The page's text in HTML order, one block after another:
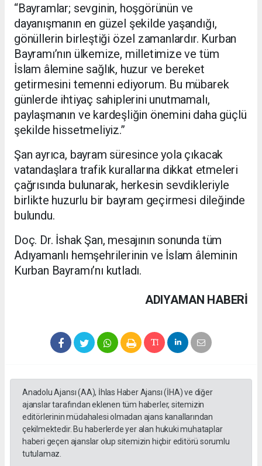
“Bayramlar; sevginin, hoşgörünün ve
dayanışmanın en güzel şekilde yaşandığı,
gönüllerin birleştiği özel zamanlardır. Kurban
Bayramı’nın ülkemize, milletimize ve tüm
İslam âlemine sağlık, huzur ve bereket
getirmesini temenni ediyorum. Bu mübarek
günlerde ihtiyaç sahiplerini unutmamalı,
paylaşmanın ve kardeşliğin önemini daha güçlü
şekilde hissetmeliyiz.”
Şan ayrıca, bayram süresince yola çıkacak
vatandaşlara trafik kurallarına dikkat etmeleri
çağrısında bulunarak, herkesin sevdikleriyle
birlikte huzurlu bir bayram geçirmesi dileğinde
bulundu.
Doç. Dr. İshak Şan, mesajının sonunda tüm
Adıyamanlı hemşehrilerinin ve İslam âleminin
Kurban Bayramı’nı kutladı.
ADIYAMAN HABERİ
Anadolu Ajansı (AA), İhlas Haber Ajansı (İHA) ve diğer
ajanslar tarafından eklenen tüm haberler, sitemizin
editörlerinin müdahalesi olmadan ajans kanallarından
çekilmektedir. Bu haberlerde yer alan hukuki muhataplar
haberi geçen ajanslar olup sitemizin hiçbir editörü sorumlu
tutulamaz.